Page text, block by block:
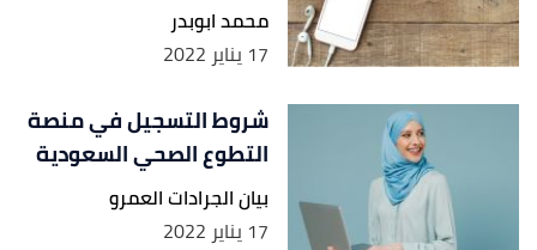
محمد ابوبدر
17 يناير 2022
شروط التسجيل في منصة
التطوع الصحي السعودية
بيان الجرادات العمرو
17 يناير 2022